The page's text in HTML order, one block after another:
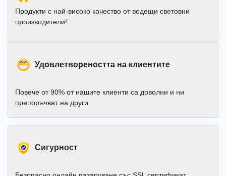
Продукти с най-високо качество от водещи световни
производители!
Удовлетвореността на клиентите
Повече от 90% от нашите клиенти са доволни и ни
препоръчват на други.
Cигурност